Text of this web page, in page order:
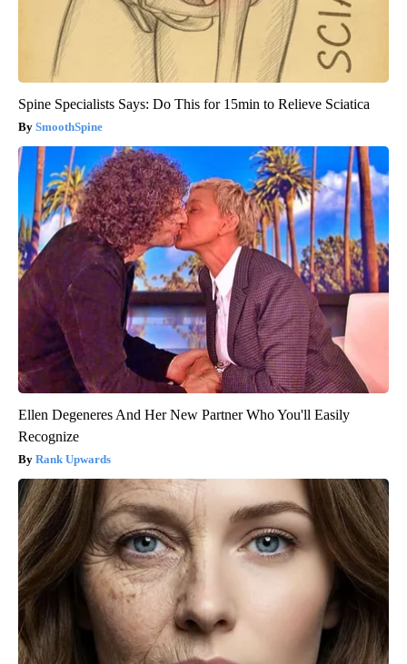
Spine Specialists Says: Do This for 15min to Relieve Sciatica
SmoothSpine
Ellen Degeneres And Her New Partner Who You'll Easily
Recognize
Rank Upwards